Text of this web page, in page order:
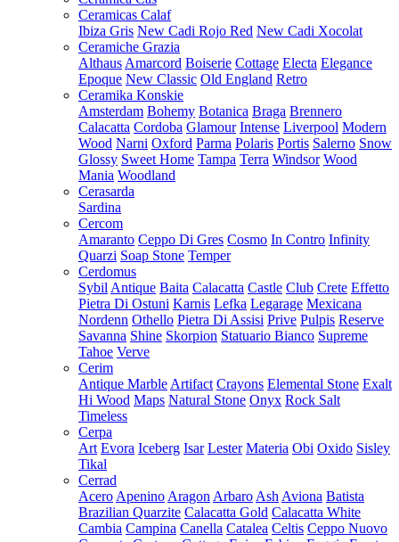
Ceramicas Calaf
Ibiza Gris New Cadi Rojo Red New Cadi Xocolat
Ceramiche Grazia
Althaus Amarcord Boiserie Cottage Electa Elegance
Epoque New Classic Old England Retro
Ceramika Konskie
Amsterdam Bohemy Botanica Braga Brennero
Calacatta Cordoba Glamour Intense Liverpool Modern
Wood Narni Oxford Parma Polaris Portis Salerno Snow
Glossy Sweet Home Tampa Terra Windsor Wood
Mania Woodland
Cerasarda
Sardina
Cercom
Amaranto Ceppo Di Gres Cosmo In Contro Infinity
Quarzi Soap Stone Temper
Cerdomus
Sybil Antique Baita Calacatta Castle Club Crete Effetto
Pietra Di Ostuni Karnis Lefka Legarage Mexicana
Nordenn Othello Pietra Di Assisi Prive Pulpis Reserve
Savanna Shine Skorpion Statuario Bianco Supreme
Tahoe Verve
Cerim
Antique Marble Artifact Crayons Elemental Stone Exalt
Hi Wood Maps Natural Stone Onyx Rock Salt
Timeless
Cerpa
Art Evora Iceberg Isar Lester Materia Obi Oxido Sisley
Tikal
Cerrad
Acero Apenino Aragon Arbaro Ash Aviona Batista
Brazilian Quarzite Calacatta Gold Calacatta White
Cambia Campina Canella Catalea Celtis Ceppo Nuovo